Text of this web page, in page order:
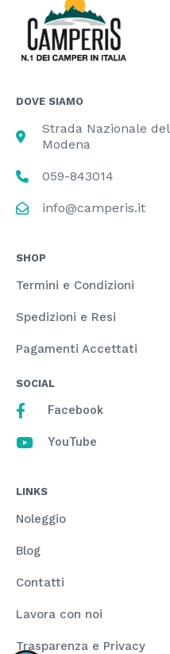
DOVE SIAMO
Strada Nazionale
Modena
059-843014
info@camperis.it
SHOP
Termini e Condizioni
Spedizioni e Resi
Pagamenti Accettati
SOCIAL
Facebook
YouTube
LINKS
Noleggio
Blog
Contatti
Lavora con noi
Trasparenza e Privacy